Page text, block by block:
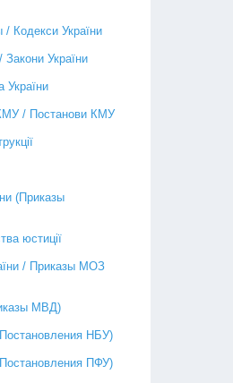
/ Кодекси України
України
України
/ Постанови КМУ
(Приказы
юстиції
/ Приказы МОЗ
МВД)
НБУ)
ПФУ)